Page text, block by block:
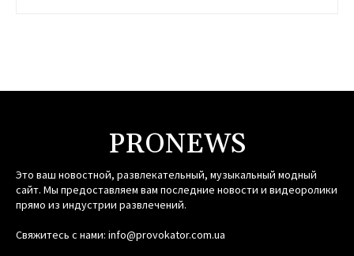
PRONEWS
Это ваш новостной, развлекательный, музыкальный модный
сайт. Мы предоставляем вам последние новости и видеоролики
прямо из индустрии развлечений.
Свяжитесь с нами: info@provokator.com.ua